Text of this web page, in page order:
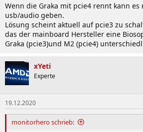
Wenn die Graka mit pcie4 rennt kann es
usb/audio geben.
Lösung scheint aktuell auf pcie3 zu
das der mainboard Hersteller eine
Graka (pcie3)und M2 (pcie4)
xYeti
Experte
19.12.2020
monitorhero schrieb: